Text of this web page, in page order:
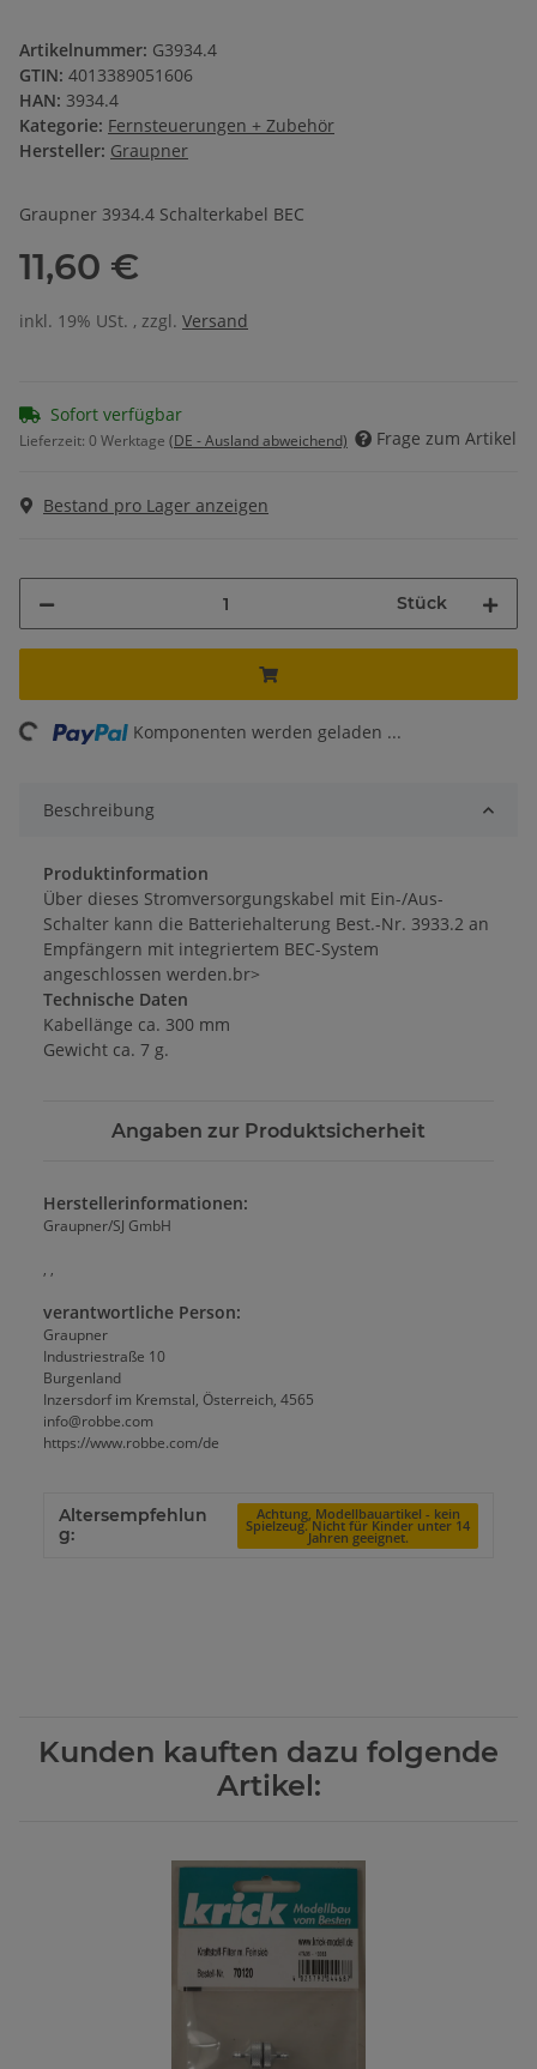
Artikelnummer: G3934.4
GTIN: 4013389051606
HAN: 3934.4
Kategorie: Fernsteuerungen + Zubehör
Hersteller: Graupner
Graupner 3934.4 Schalterkabel BEC
11,60 €
inkl. 19% USt. , zzgl. Versand
Sofort verfügbar
Lieferzeit: 0 Werktage (DE - Ausland abweichend) Frage zum Artikel
Bestand pro Lager anzeigen
Stück
Komponenten werden geladen ...
Beschreibung
Produktinformation
Über dieses Stromversorgungskabel mit Ein-/Aus-
Schalter kann die Batteriehalterung Best.-Nr. 3933.2 an
Empfängern mit integriertem BEC-System
angeschlossen werden.br>
Technische Daten
Kabellänge ca. 300 mm
Gewicht ca. 7 g.
Angaben zur Produktsicherheit
Herstellerinformationen:
Graupner/SJ GmbH
, ,
verantwortliche Person:
Graupner
Industriestraße 10
Burgenland
Inzersdorf im Kremstal, Österreich, 4565
info@robbe.com
https://www.robbe.com/de
Altersempfehlun
g:
Achtung, Modellbauartikel - kein
Spielzeug. Nicht für Kinder unter 14
Jahren geeignet.
Kunden kauften dazu folgende
Artikel: